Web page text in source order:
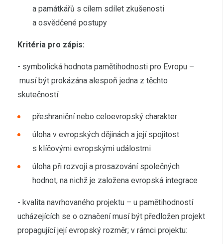
a památkářů s cílem sdílet zkušenosti
a osvědčené postupy
Kritéria pro zápis:
- symbolická hodnota pamětihodnosti pro Evropu –
musí být prokázána alespoň jedna z těchto
skutečností:
přeshraniční nebo celoevropský charakter
úloha v evropských dějinách a její spojitost
s klíčovými evropskými událostmi
úloha při rozvoji a prosazování společných
hodnot, na nichž je založena evropská integrace
- kvalita navrhovaného projektu – u pamětihodností
ucházejících se o označení musí být předložen projekt
propagující její evropský rozměr; v rámci projektu: